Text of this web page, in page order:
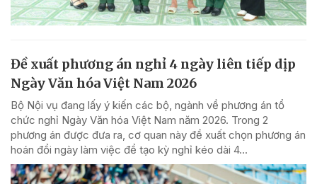
Đề xuất phương án nghỉ 4 ngày liên tiếp dịp
Ngày Văn hóa Việt Nam 2026
Bộ Nội vụ đang lấy ý kiến các bộ, ngành về phương án tổ
chức nghỉ Ngày Văn hóa Việt Nam năm 2026. Trong 2
phương án được đưa ra, cơ quan này đề xuất chọn phương án
hoán đổi ngày làm việc để tạo kỳ nghỉ kéo dài 4...